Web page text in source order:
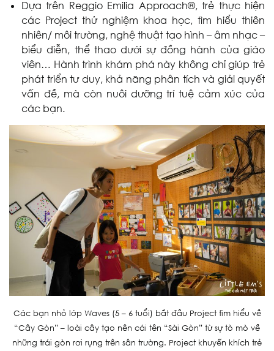
Dựa trên Reggio Emilia Approach®, trẻ thực hiện
các Project thử nghiệm khoa học, tìm hiểu thiên
nhiên/ môi trường, nghệ thuật tạo hình – âm nhạc –
biểu diễn, thể thao dưới sự đồng hành của giáo
viên… Hành trình khám phá này không chỉ giúp trẻ
phát triển tư duy, khả năng phân tích và giải quyết
vấn đề, mà còn nuôi dưỡng trí tuệ cảm xúc của
các bạn.
Các bạn nhỏ lớp Waves (5 – 6 tuổi) bắt đầu Project tìm hiểu về
“Cây Gòn” – loài cây tạo nên cái tên “Sài Gòn” từ sự tò mò về
những trái gòn rơi rụng trên sân trường. Project khuyến khích trẻ